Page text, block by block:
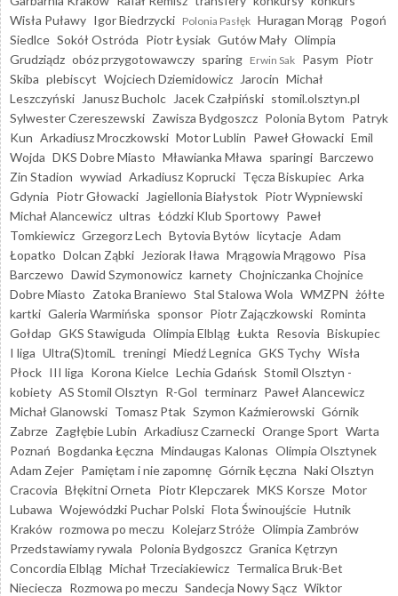
Wisła Puławy Igor Biedrzycki Polonia Pasłęk Huragan Morąg Pogoń
Siedlce Sokół Ostróda Piotr Łysiak Gutów Mały Olimpia
Grudziądz obóz przygotowawczy sparing Erwin Sak Pasym Piotr
Skiba plebiscyt Wojciech Dziemidowicz Jarocin Michał
Leszczyński
Janusz Bucholc Jacek Czałpiński stomil.olsztyn.pl
Sylwester Czereszewski Zawisza Bydgoszcz Polonia Bytom Patryk
Kun Arkadiusz Mroczkowski Motor Lublin Paweł Głowacki Emil
Wojda DKS Dobre Miasto Mławianka Mława sparingi Barczewo
Zin Stadion wywiad Arkadiusz Koprucki Tęcza Biskupiec Arka
Gdynia Piotr Głowacki Jagiellonia Białystok Piotr Wypniewski
Michał Alancewicz ultras Łódzki Klub Sportowy Paweł
Tomkiewicz Grzegorz Lech Bytovia Bytów licytacje Adam
Łopatko Dolcan Ząbki Jeziorak Iława Mrągowia Mrągowo Pisa
Barczewo Dawid Szymonowicz karnety Chojniczanka Chojnice
Dobre Miasto Zatoka Braniewo Stal Stalowa Wola WMZPN żółte
kartki Galeria Warmińska sponsor Piotr Zajączkowski Rominta
Gołdap GKS Stawiguda Olimpia Elbląg Łukta Resovia Biskupiec
I liga Ultra(S)tomiL treningi Miedź Legnica GKS Tychy Wisła
Płock III liga Korona Kielce Lechia Gdańsk Stomil Olsztyn -
kobiety AS Stomil Olsztyn R-Gol terminarz Paweł Alancewicz
Michał Glanowski Tomasz Ptak Szymon Kaźmierowski Górnik
Zabrze Zagłębie Lubin Arkadiusz Czarnecki Orange Sport Warta
Poznań Bogdanka Łęczna Mindaugas Kalonas Olimpia Olsztynek
Adam Zejer Pamiętam i nie zapomnę Górnik Łęczna Naki Olsztyn
Cracovia Błękitni Orneta Piotr Klepczarek MKS Korsze Motor
Lubawa Wojewódzki Puchar Polski Flota Świnoujście Hutnik
Kraków rozmowa po meczu Kolejarz Stróże Olimpia Zambrów
Przedstawiamy rywala Polonia Bydgoszcz Granica Kętrzyn
Concordia Elbląg Michał Trzeciakiewicz Termalica Bruk-Bet
Nieciecza Rozmowa po meczu Sandecja Nowy Sącz Wiktor